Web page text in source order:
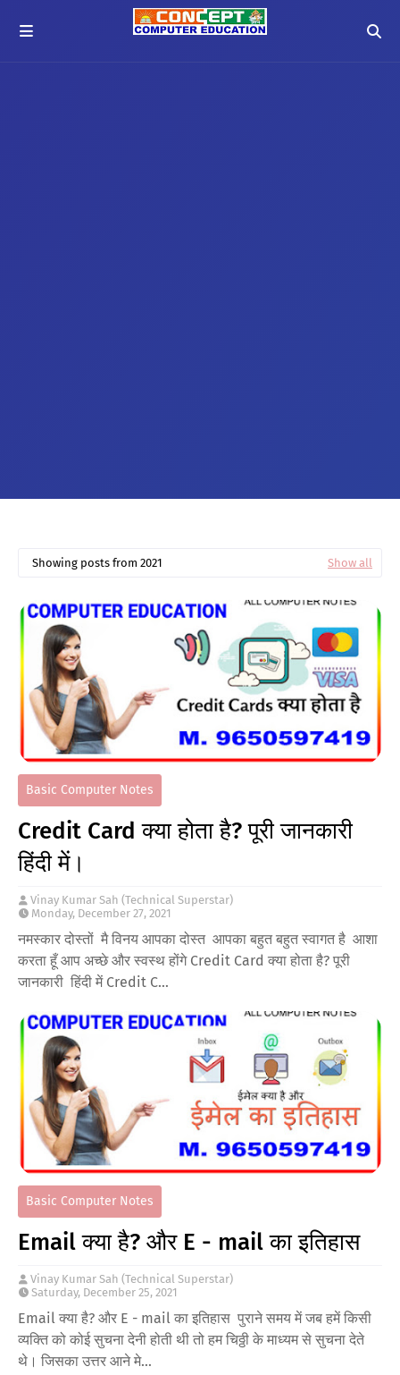
Showing posts from 2021 Show all
Basic Computer Notes
Credit Card क्या होता है? पूरी जानकारी
हिंदी में।
Vinay Kumar Sah (Technical Superstar)
Monday, December 27, 2021
नमस्कार दोस्तों मै विनय आपका दोस्त आपका बहुत बहुत स्वागत है आशा
करता हूँ आप अच्छे और स्वस्थ होंगे Credit Card क्या होता है? पूरी
जानकारी हिंदी में Credit C…
Basic Computer Notes
Email क्या है? और E - mail का इतिहास
Vinay Kumar Sah (Technical Superstar)
Saturday, December 25, 2021
Email क्या है? और E - mail का इतिहास पुराने समय में जब हमें किसी
व्यक्ति को कोई सुचना देनी होती थी तो हम चिठ्ठी के माध्यम से सुचना देते
थे। जिसका उत्तर आने मे…